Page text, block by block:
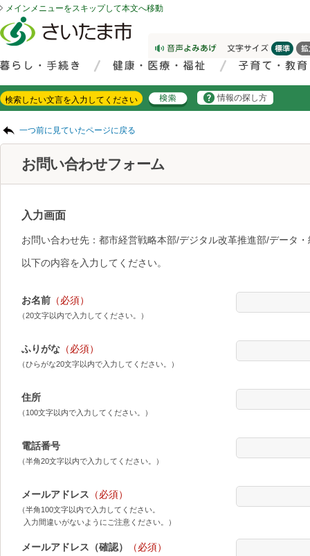
メインメニューをスキップして本文へ移動
情報の探し方
一つ前に見ていたページに戻る
お問い合わせフォーム
入力画面
お問い合わせ先：都市経営戦略本部/デジタル改革推進部/データ
以下の内容を入力してください。
お名前 （必須）
（20文字以内で入力してください。）
ふりがな （必須）
（ひらがな20文字以内で入力してください。）
住所
（100文字以内で入力してください。）
電話番号
（半角20文字以内で入力してください。）
メールアドレス （必須）
（半角100文字以内で入力してください。
入力間違いがないようにご注意ください。）
メールアドレス（確認） （必須）